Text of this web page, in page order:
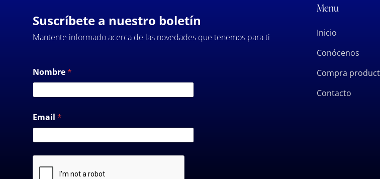
Suscríbete a nuestro boletín
Mantente informado acerca de las novedades que tenemos para ti
Nombre*
Email *
Menu
Inicio
Conócenos
Compra
Contacto